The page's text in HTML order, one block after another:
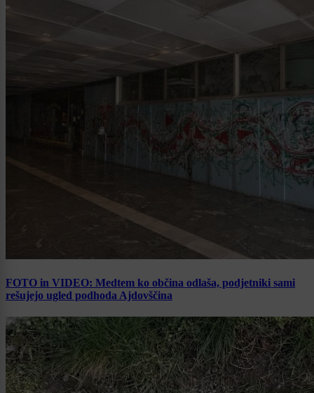
FOTO in VIDEO: Medtem ko občina odlaša, podjetniki sami
rešujejo ugled podhoda Ajdovščina